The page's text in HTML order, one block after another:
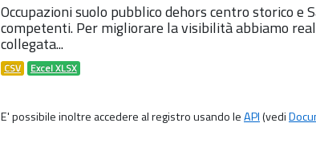
Occupazioni suolo pubblico dehors centro storico e
competenti. Per migliorare la visibilità abbiamo
collegata...
CSV Excel XLSX
E' possibile inoltre accedere al registro usando leAPI(vedi